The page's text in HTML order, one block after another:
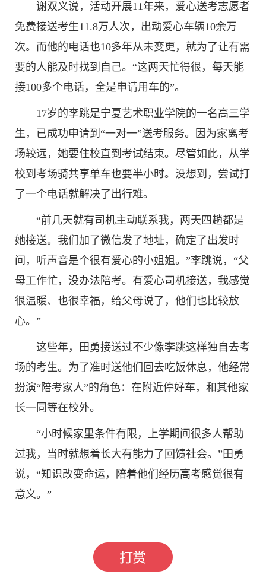
谢双义说，活动开展11年来，爱心送考志愿者
免费接送考生11.8万人次，出动爱心车辆10余万
次。而他的电话也10多年从未变更，就为了让有需
要的人能及时找到自己。“这两天忙得很，每天能
接100多个电话，全是申请用车的”。
17岁的李跳是宁夏艺术职业学院的一名高三学
生，已成功申请到“一对一”送考服务。因为家离考
场较远，她要住校直到考试结束。尽管如此，从学
校到考场骑共享单车也要半小时。没想到，尝试打
了一个电话就解决了出行难。
“前几天就有司机主动联系我，两天四趟都是
她接送。我们加了微信发了地址，确定了出发时
间，听声音是个很有爱心的小姐姐。”李跳说，“父
母工作忙，没办法陪考。有爱心司机接送，我感觉
很温暖、也很幸福，给父母说了，他们也比较放
心。”
这些年，田勇接送过不少像李跳这样独自去考
场的考生。为了准时送他们回去吃饭休息，他经常
扮演“陪考家人”的角色：在附近停好车，和其他家
长一同等在校外。
“小时候家里条件有限，上学期间很多人帮助
过我，当时就想着长大有能力了回馈社会。”田勇
说，“知识改变命运，陪着他们经历高考感觉很有
意义。”